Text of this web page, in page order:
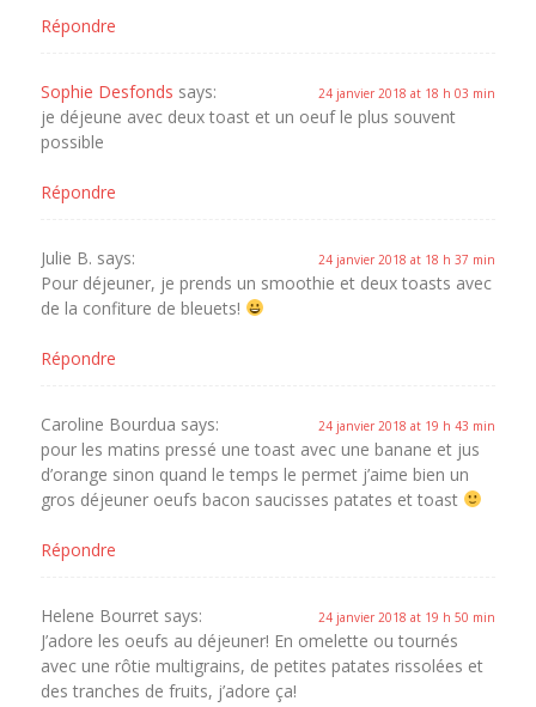
Répondre
Sophie Desfonds says: 24 janvier 2018 at 18 h 03 min
je déjeune avec deux toast et un oeuf le plus souvent
possible
Répondre
Julie B. says: 24 janvier 2018 at 18 h 37 min
Pour déjeuner, je prends un smoothie et deux toasts avec
de la confiture de bleuets!
Répondre
Caroline Bourdua says: 24 janvier 2018 at 19 h 43 min
pour les matins pressé une toast avec une banane et jus
d’orange sinon quand le temps le permet j’aime bien un
gros déjeuner oeufs bacon saucisses patates et toast
Répondre
Helene Bourret says: 24 janvier 2018 at 19 h 50 min
J’adore les oeufs au déjeuner! En omelette ou tournés
avec une rôtie multigrains, de petites patates rissolées et
des tranches de fruits, j’adore ça!